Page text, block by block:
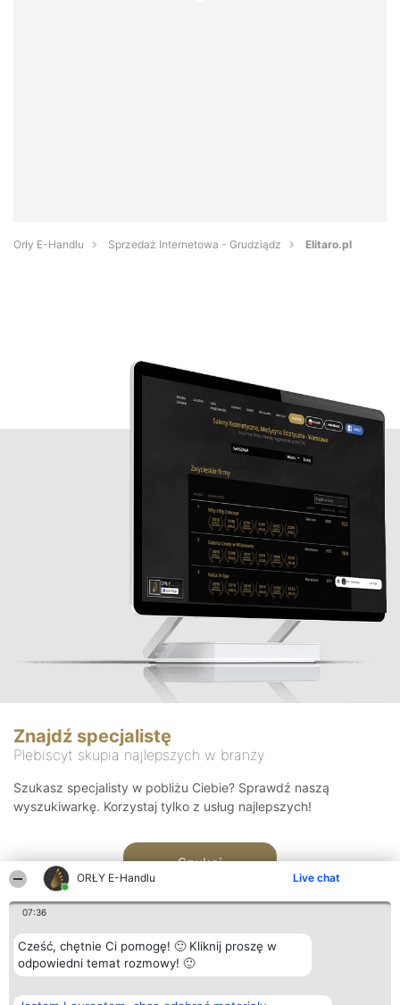
ORŁY E-Handlu Live chat
07:36
Cześć, chętnie Ci pomogę! 🙂 Kliknij proszę w
odpowiedni temat rozmowy! 🙂
Orły E-Handlu Sprzedaż Internetowa - Grudziądz Elitaro.pl
Znajdź specjalistę
Plebiscyt skupia najlepszych w branży
Szukasz specjalisty w pobliżu Ciebie? Sprawdź naszą
wyszukiwarkę. Korzystaj tylko z usług najlepszych!
Szukaj
Organizator plebiscytu Plebiscyt Kontakt